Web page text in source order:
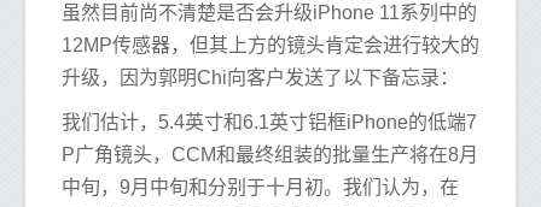
虽然目前尚不清楚是否会升级iPhone 11系列中的
12MP传感器，但其上方的镜头肯定会进行较大的
升级，因为郭明Chi向客户发送了以下备忘录：
我们估计，5.4英寸和6.1英寸铝框iPhone的低端7
P广角镜头，CCM和最终组装的批量生产将在8月
中旬，9月中旬和分别于十月初。我们认为，在